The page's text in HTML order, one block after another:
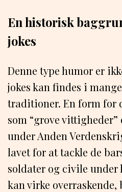
En historisk
jokes
Denne type humor er
jokes kan findes i
traditioner. En form for
som “grove
under Anden
lavet for at tackle de
soldater og civile under
kan virke